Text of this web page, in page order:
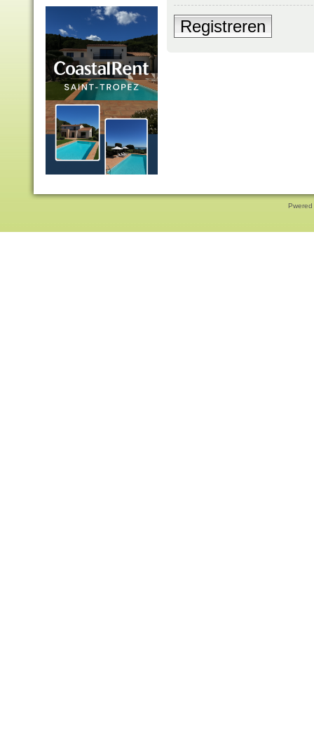
Registreren